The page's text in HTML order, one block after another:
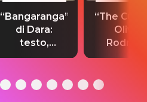
“Bangaranga”
di Dara:
testo,
traduzione e
del singolo
“The
Olivia
testo,